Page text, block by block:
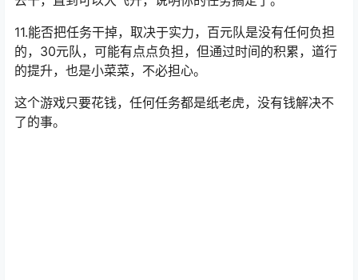
都是组队搞，还给装备，给钱，何乐而不为呢，抽时间使
劲打。
10.只要打到大飞升任务，提示到哪些任务没有做，就组队
去干，直到可以大飞升，说明你的任务搞定了。
11.能否把任务干掉，取决于实力，百元队是没有任何负担
的，30元队，可能有点点负担，但通过时间的积累，道行